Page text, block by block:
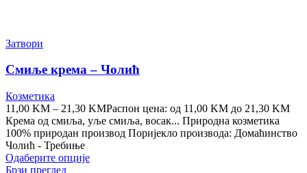
Затвори
Смиље крема – Чолић
Козметика
11,00 KM – 21,30 KMРаспон цена: од 11,00 KM до 21,30 KM
Крема од смиља, уље смиља, восак... Природна козметика
100% природан производ Поријекло производа: Домаћинство
Чолић - Требиње
Одаберите опције
Брзи преглед